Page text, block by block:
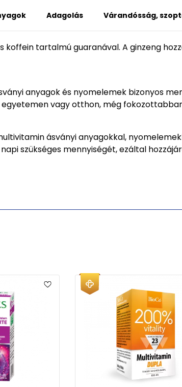
Adagolás Várandósság,
tartalmú guaranával. A ginzeng
anyagok és nyomelemek bizonyos
vagy otthon, még
ásványi anyagokkal,
szükséges mennyiségét, ezáltal